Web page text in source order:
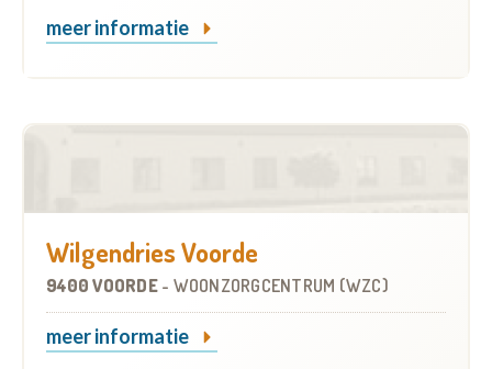
meer informatie
Wilgendries Voorde
9400 VOORDE - WOONZORGCENTRUM (WZC)
meer informatie